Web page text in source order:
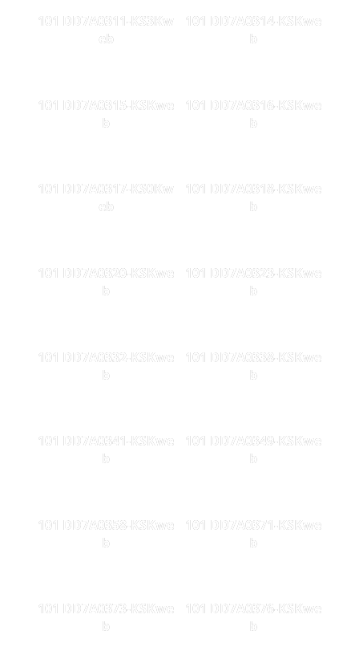
101 DD7A0311-KS3Kw
eb
101 DD7A0314-KSKwe
b
101 DD7A0315-KSKwe
b
101 DD7A0316-KSKwe
b
101 DD7A0317-KS0Kw
eb
101 DD7A0318-KSKwe
b
101 DD7A0320-KSKwe
b
101 DD7A0323-KSKwe
b
101 DD7A0332-KSKwe
b
101 DD7A0338-KSKwe
b
101 DD7A0341-KSKwe
b
101 DD7A0349-KSKwe
b
101 DD7A0358-KSKwe
b
101 DD7A0371-KSKwe
b
101 DD7A0373-KSKwe
b
101 DD7A0376-KSKwe
b